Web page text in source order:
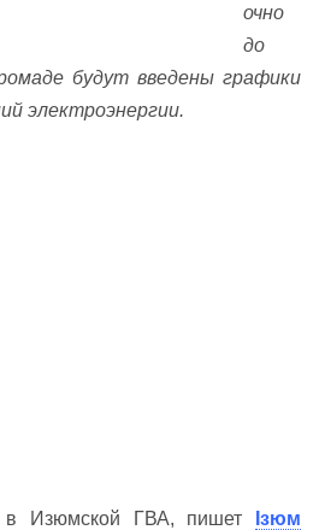
очно
до
будут введены графики
электроэнергии.
Изюмской ГВА, пишет
Ізюм